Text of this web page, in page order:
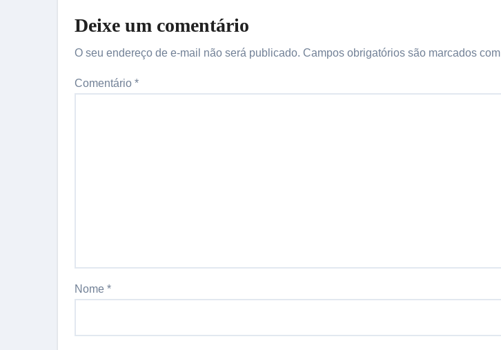
Deixe um comentário
O seu endereço de e-mail não será publicado. Campos obrigatórios são marcados com
Comentário *
Nome *